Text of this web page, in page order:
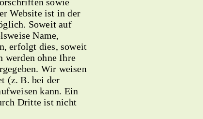
Website ist in der
Soweit auf
Name,
erfolgt dies, soweit
werden ohne Ihre
Wir weisen
(z. B. bei der
kann. Ein
Dritte ist nicht